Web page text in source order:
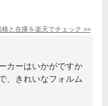
格と在庫を楽天でチェック >>
カーはいかがですか
、きれいなフォルム